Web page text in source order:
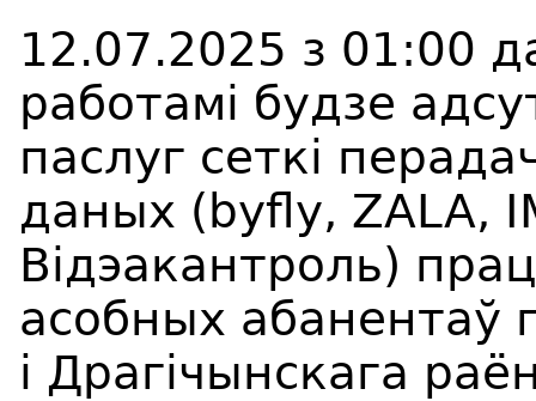
12.07.2025 з 01:00
работамі будзе
паслуг сеткі
даных ( byfly, ZALA,
Відэакантроль)
асобных абанентаў
і Драгічынскага